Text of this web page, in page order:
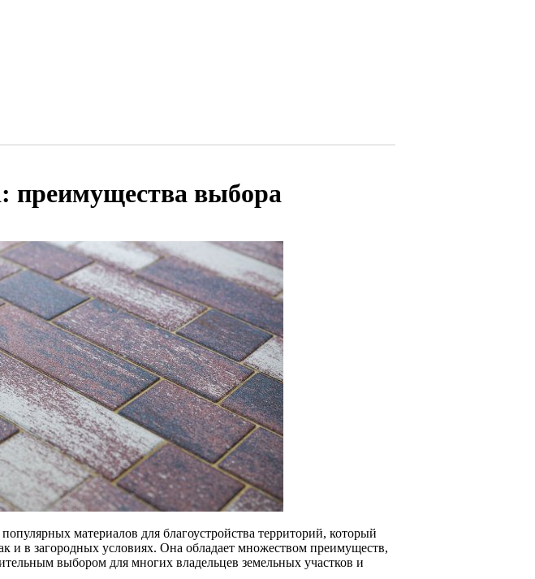
преимущества выбора
материалов для благоустройства территорий, который
и в загородных условиях. Она обладает множеством преимуществ,
выбором для многих владельцев земельных участков и